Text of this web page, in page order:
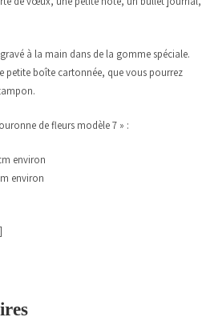
à la main dans de la gomme spéciale.
petite boîte cartonnée, que vous pourrez
de fleurs modèle 7 » :
environ
environ